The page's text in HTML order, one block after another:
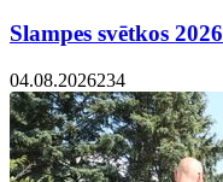
Slampes svētkos 2026
04.08.2026234